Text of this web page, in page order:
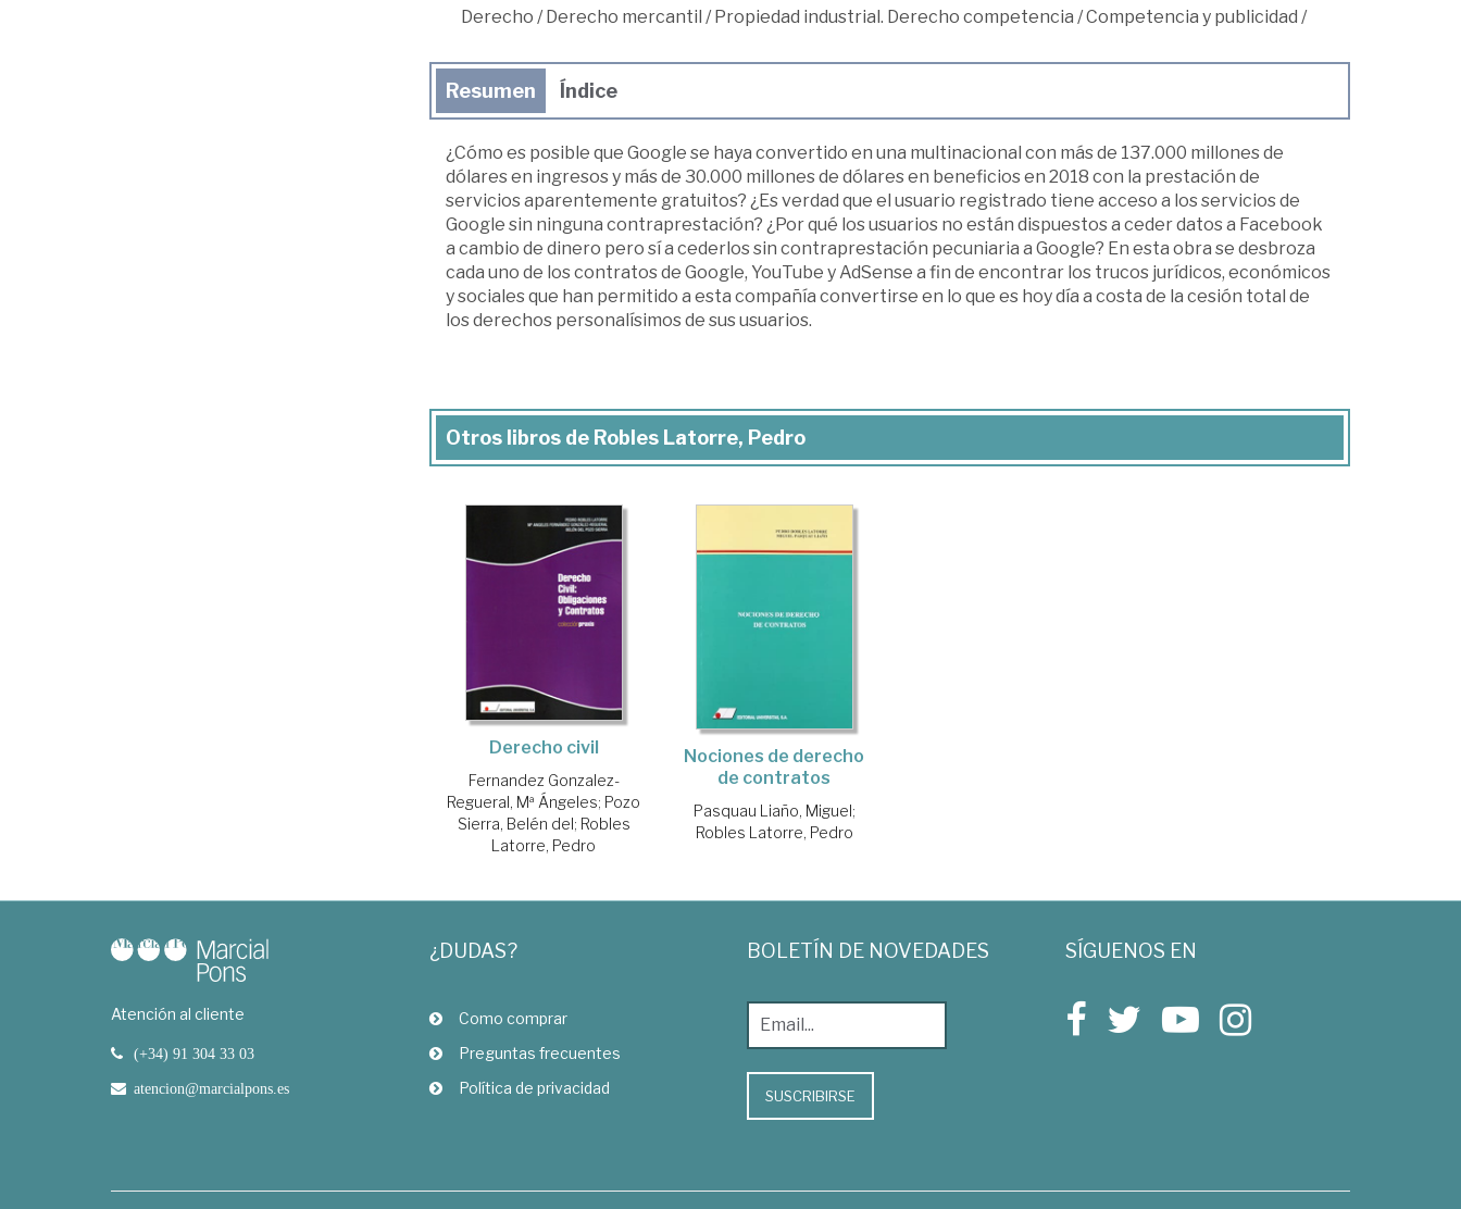
Derecho /Derecho mercantil /Propiedad industrial. Derecho competencia /Competencia y publicidad /
Resumen Índice
¿Cómo es posible que Google se haya convertido en una multinacional con más de 137.000 millones de
dólares en ingresos y más de 30.000 millones de dólares en beneficios en 2018 con la prestación de
servicios aparentemente gratuitos? ¿Es verdad que el usuario registrado tiene acceso a los servicios de
Google sin ninguna contraprestación? ¿Por qué los usuarios no están dispuestos a ceder datos a Facebook
a cambio de dinero pero sí a cederlos sin contraprestación pecuniaria a Google? En esta obra se desbroza
cada uno de los contratos de Google, YouTube y AdSense a fin de encontrar los trucos jurídicos, económicos
y sociales que han permitido a esta compañía convertirse en lo que es hoy día a costa de la cesión total de
los derechos personalísimos de sus usuarios.
Otros libros de Robles Latorre, Pedro
Derecho civil
Fernandez Gonzalez-
Regueral, Mª Ángeles; Pozo
Sierra, Belén del; Robles
Latorre, Pedro
Nociones de derecho
de contratos
Pasquau Liaño, Miguel;
Robles Latorre, Pedro
Atención al cliente
(+34) 91 304 33 03
atencion@marcialpons.es
¿DUDAS?
Como comprar
Preguntas frecuentes
Política de privacidad
BOLETÍN DE NOVEDADES
SUSCRIBIRSE
SÍGUENOS EN